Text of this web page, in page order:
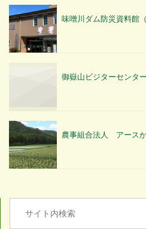
味噌川ダム防災資料館
御嶽山ビジターセンタ
農事組合法人 アース
Search